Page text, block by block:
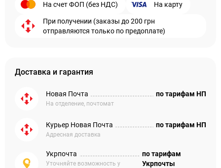
На счет ФОП (без НДС) На карту
При получении (заказы до 200 грн
отправляются только по предоплате)
Доставка и гарантия
Новая Почта
На отделение, почтомат
по тарифам НП
Курьер Новая Почта
Адресная доставка
по тарифам НП
Укрпочта
Уточняйте возможность у
по тарифам
Укрпочты